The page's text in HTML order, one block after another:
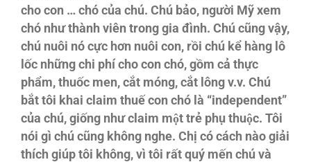
cho con … chó của chú. Chú bảo, người Mỹ xem
chó như thành viên trong gia đình. Chú cũng vậy,
chú nuôi nó cực hơn nuôi con, rồi chú kể hàng lô
lốc những chi phí cho con chó, gồm cả thực
phẩm, thuốc men, cắt móng, cắt lông v.v. Chú
bắt tôi khai claim thuế con chó là “independent”
của chú, giống như claim một trẻ phụ thuộc. Tôi
nói gì chú cũng không nghe. Chị có cách nào giải
thích giúp tôi không, vì tôi rất quý mến chú và